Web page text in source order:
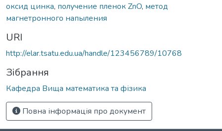
оксид цинка, получение пленок ZnO, метод
магнетронного напыления
URI
http://elar.tsatu.edu.ua/handle/123456789/10768
Зібрання
Кафедра Вища математика та фізика
Повна інформація про документ